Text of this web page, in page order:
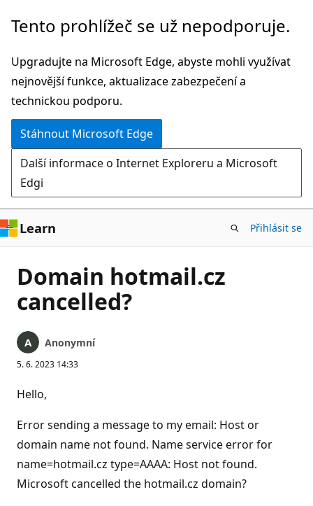
Přeskočit
hlavní
obsah
Tento prohlížeč se už nepodporuje.
Upgradujte na Microsoft Edge, abyste mohli využívat
nejnovější funkce, aktualizace zabezpečení a
technickou podporu.
Stáhnout Microsoft Edge
Další informace o Internet Exploreru a Microsoft
Edgi
Learn Přihlásit se
Domain hotmail.cz
cancelled?
Anonymní
5. 6. 2023 14:33
Hello,
Error sending a message to my email: Host or
domain name not found. Name service error for
name=hotmail.cz type=AAAA: Host not found.
Microsoft cancelled the hotmail.cz domain?